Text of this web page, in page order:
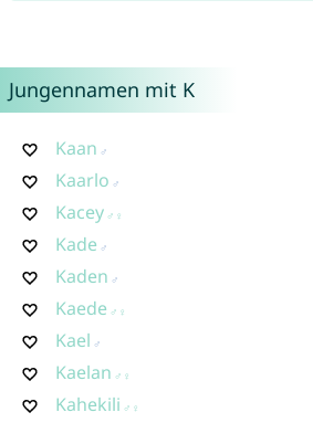
Jungennamen mit K
Kaan
Kaarlo
Kacey
Kade
Kaden
Kaede
Kael
Kaelan
Kahekili